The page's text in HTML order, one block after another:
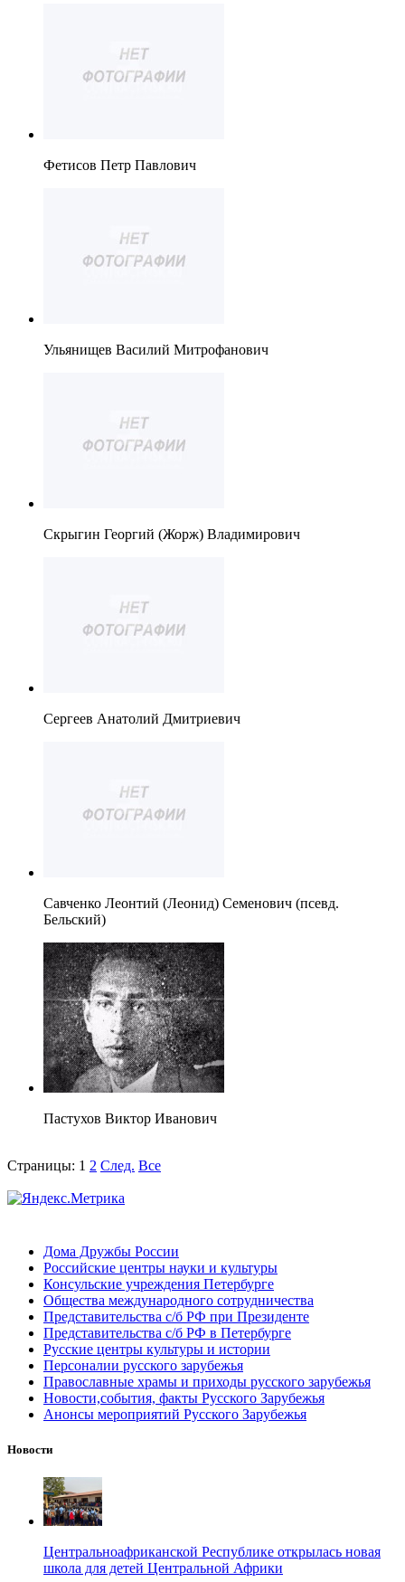
Фетисов Петр Павлович
Ульянищев Василий Митрофанович
Скрыгин Георгий (Жорж) Владимирович
Сергеев Анатолий Дмитриевич
Савченко Леонтий (Леонид) Семенович (псевд.
Бельский)
Пастухов Виктор Иванович
Страницы: 1 2 След. Все
Дома Дружбы России
Российские центры науки и культуры
Консульские учреждения Петербурге
Общества международного сотрудничества
Представительства с/б РФ при Президенте
Представительства с/б РФ в Петербурге
Русские центры культуры и истории
Персоналии русского зарубежья
Православные храмы и приходы русского зарубежья
Новости,события, факты Русского Зарубежья
Анонсы мероприятий Русского Зарубежья
Новости
Центральноафриканской Республике открылась новая
школа для детей Центральной Африки